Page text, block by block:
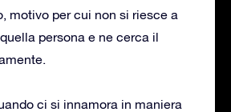
motivo per cui non si riesce a
persona e ne cerca il
ci si innamora in maniera